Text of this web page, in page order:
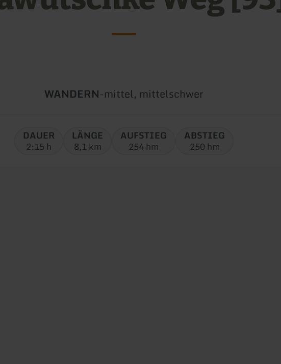
Art
WANDERN-Schwierigkeit:
mittel, mittelschwer
DAUER
2:15 h
LÄNGE
8,1 km
AUFSTIEG
254 hm
ABSTIEG
250 hm